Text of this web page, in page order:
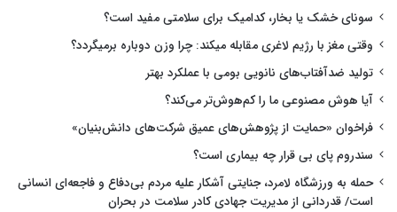
سونای خشک یا بخار، کدامیک برای سلامتی مفید است؟
وقتی مغز با رژیم لاغری مقابله میکند: چرا وزن دوباره برمیگردد؟
تولید ضدآفتاب‌های نانویی بومی با عملکرد بهتر
آیا هوش مصنوعی ما را کم‌هوش‌تر می‌کند؟
فراخوان «حمایت از پژوهش‌های عمیق شرکت‌های دانش‌بنیان»
سندروم پای بی قرار چه بیماری است؟
حمله به ورزشگاه لامرد، جنایتی آشکار علیه مردم بی‌دفاع و فاجعه‌ای انسانی
است/ قدردانی از مدیریت جهادی کادر سلامت در بحران